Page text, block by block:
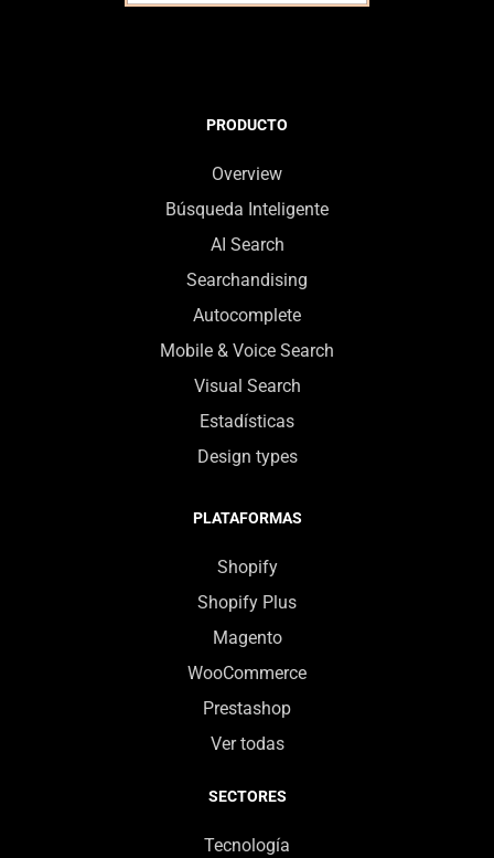
PRODUCTO
Overview
Búsqueda Inteligente
AI Search
Searchandising
Autocomplete
Mobile & Voice Search
Visual Search
Estadísticas
Design types
PLATAFORMAS
Shopify
Shopify Plus
Magento
WooCommerce
Prestashop
Ver todas
SECTORES
Tecnología